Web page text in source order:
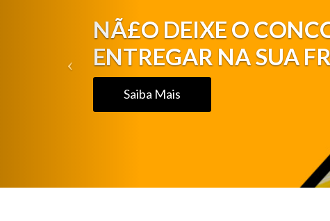
NÃ£O DEIXE O
ENTREGAR NA SUA
Saiba Mais